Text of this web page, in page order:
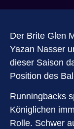
Der Brite Glen
Yazan Nasser
dieser Saison
Position des
Runningbacks
Königlichen
Rolle. Schwer